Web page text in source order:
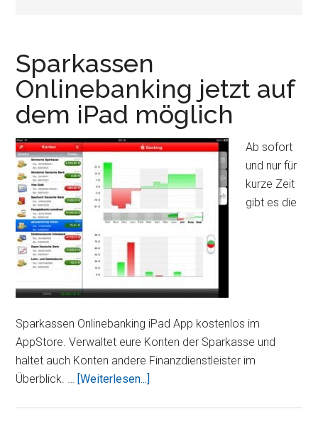
Sparkassen
Onlinebanking jetzt auf
dem iPad möglich
Ab sofort
und nur für
kurze Zeit
gibt es die
Sparkassen Onlinebanking iPad App kostenlos im
AppStore. Verwaltet eure Konten der Sparkasse und
haltet auch Konten andere Finanzdienstleister im
Überblick. … [Weiterlesen...]